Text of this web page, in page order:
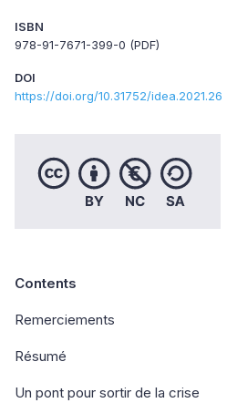
ISBN
978-91-7671-399-0 (PDF)
DOI
https://doi.org/10.31752/idea.2021.26
Contents
Remerciements
Résumé
Un pont pour sortir de la crise